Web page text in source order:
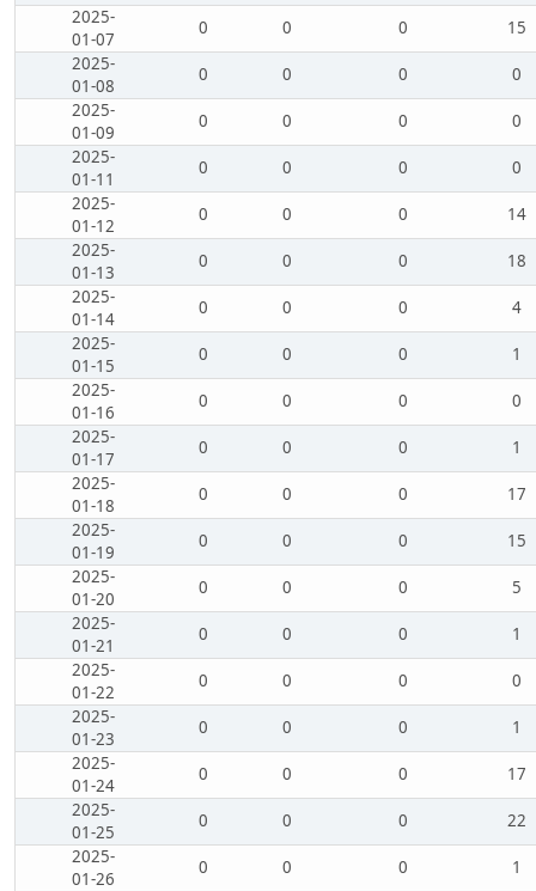
2025-
01-07
0 0 0
15
2025-
01-08
0 0 0
0
2025-
01-09
0 0 0
0
2025-
01-11
0 0 0
0
2025-
01-12
0 0 0
14
2025-
01-13
0 0 0
18
2025-
01-14
0 0 0
4
2025-
01-15
0 0 0
1
2025-
01-16
0 0 0
0
2025-
01-17
0 0 0
1
2025-
01-18
0 0 0
17
2025-
01-19
0 0 0
15
2025-
01-20
0 0 0
5
2025-
01-21
0 0 0
1
2025-
01-22
0 0 0
0
2025-
01-23
0 0 0
1
2025-
01-24
0 0 0
17
2025-
01-25
0 0 0
22
2025-
01-26
0 0 0
1